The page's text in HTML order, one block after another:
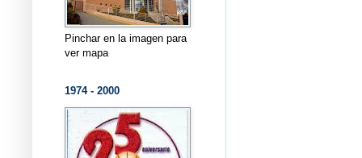
Pinchar en la imagen para
ver mapa
1974 - 2000